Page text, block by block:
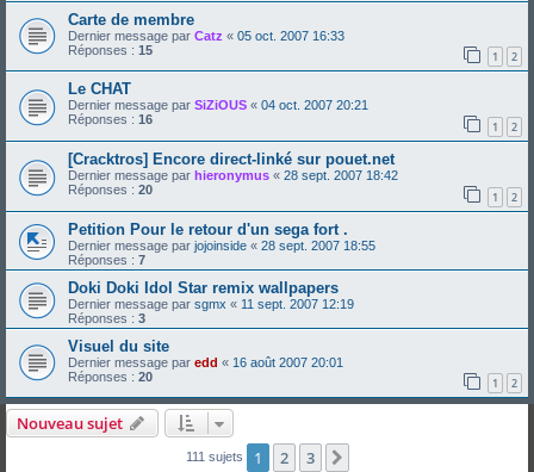
Carte de membre
Dernier message par Catz « 05 oct. 2007 16:33
Réponses : 15 1 2
Le CHAT
Dernier message par SiZiOUS « 04 oct. 2007 20:21
Réponses : 16 1 2
[Cracktros] Encore direct-linké sur pouet.net
Dernier message par hieronymus « 28 sept. 2007 18:42
Réponses : 20 1 2
Petition Pour le retour d'un sega fort .
Dernier message par jojoinside « 28 sept. 2007 18:55
Réponses : 7
Doki Doki Idol Star remix wallpapers
Dernier message par sgmx « 11 sept. 2007 12:19
Réponses : 3
Visuel du site
Dernier message par edd « 16 août 2007 20:01
Réponses : 20 1 2
Nouveau sujet
111 sujets 1 2 3